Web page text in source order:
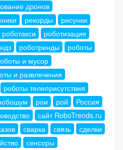
дронов
рекорды
рисунки
роботакси
роботизация
роботренды
роботы
и мусор
и развлечения
роботы телеприсутствия
рои рой
Россия
сайт RoboTrends.ru
сварка связь
сделки
сенсоры